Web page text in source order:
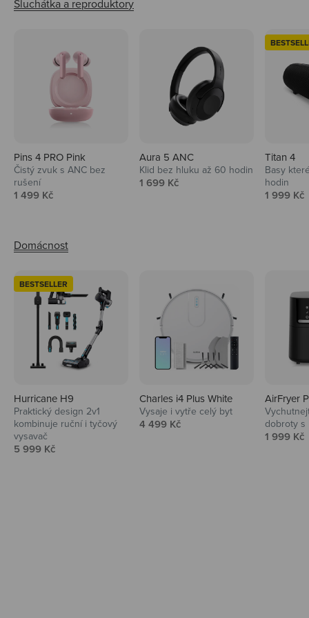
Pins 4 PRO Pink
Čistý zvuk s ANC bez
rušení
Prodejní cena
1 499 Kč
Aura 5 ANC
Klid bez hluku až 60 hodin
Prodejní cena
1 699 Kč
Titan 4
Basy
hodin
Prodejní
1 999 Kč
BESTSELLER
Hurricane H9
Praktický design 2v1
kombinuje ruční i tyčový
vysavač
Prodejní cena
5 999 Kč
Charles i4 Plus White
Vysaje i vytře celý byt
Prodejní cena
4 499 Kč
AirFryer
dobroty s
Prodejní
1 999 Kč
Audio
Niceboy sluchátka a repráky ti padnou
do noty.